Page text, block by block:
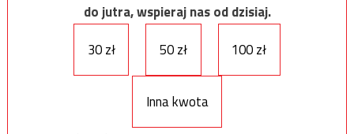
do jutra, wspieraj nas od dzisiaj.
30 zł
50 zł 100 zł
Inna kwota